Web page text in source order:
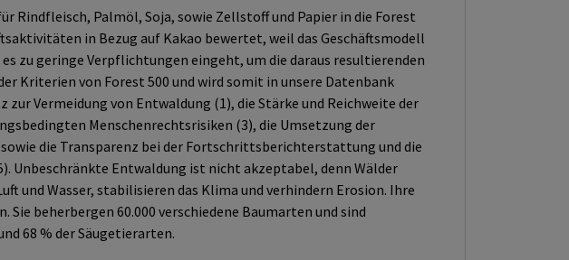
Rindfleisch, Palmöl, Soja, sowie Zellstoff und Papier in die Forest
in Bezug auf Kakao bewertet, weil das Geschäftsmodell
zu geringe Verpflichtungen eingeht, um die daraus resultierenden
Kriterien von Forest 500 und wird somit in unsere Datenbank
Vermeidung von Entwaldung (1), die Stärke und Reichweite der
Menschenrechtsrisiken (3), die Umsetzung der
die Transparenz bei der Fortschrittsberichterstattung und die
Unbeschränkte Entwaldung ist nicht akzeptabel, denn Wälder
und Wasser, stabilisieren das Klima und verhindern Erosion. Ihre
beherbergen 60.000 verschiedene Baumarten und sind
68 % der Säugetierarten.